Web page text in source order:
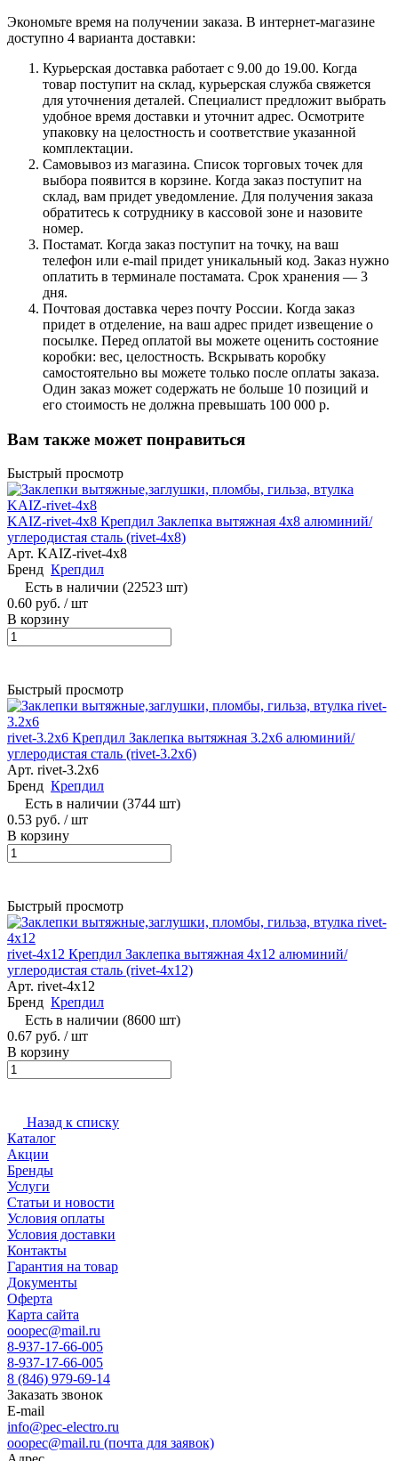
Экономьте время на получении заказа. В интернет-магазине
доступно 4 варианта доставки:
Курьерская доставка работает с 9.00 до 19.00. Когда
товар поступит на склад, курьерская служба свяжется
для уточнения деталей. Специалист предложит выбрать
удобное время доставки и уточнит адрес. Осмотрите
упаковку на целостность и соответствие указанной
комплектации.
Самовывоз из магазина. Список торговых точек для
выбора появится в корзине. Когда заказ поступит на
склад, вам придет уведомление. Для получения заказа
обратитесь к сотруднику в кассовой зоне и назовите
номер.
Постамат. Когда заказ поступит на точку, на ваш
телефон или e-mail придет уникальный код. Заказ нужно
оплатить в терминале постамата. Срок хранения — 3
дня.
Почтовая доставка через почту России. Когда заказ
придет в отделение, на ваш адрес придет извещение о
посылке. Перед оплатой вы можете оценить состояние
коробки: вес, целостность. Вскрывать коробку
самостоятельно вы можете только после оплаты заказа.
Один заказ может содержать не больше 10 позиций и
его стоимость не должна превышать 100 000 р.
Вам также может понравиться
Быстрый просмотр
KAIZ-rivet-4х8 Крепдил Заклепка вытяжная 4х8 алюминий/
углеродистая сталь (rivet-4х8)
Арт. KAIZ-rivet-4х8
Бренд Крепдил
Есть в наличии (22523 шт)
0.60 руб. / шт
В корзину
Быстрый просмотр
rivet-3.2х6 Крепдил Заклепка вытяжная 3.2х6 алюминий/
углеродистая сталь (rivet-3.2х6)
Арт. rivet-3.2х6
Бренд Крепдил
Есть в наличии (3744 шт)
0.53 руб. / шт
В корзину
Быстрый просмотр
rivet-4х12 Крепдил Заклепка вытяжная 4х12 алюминий/
углеродистая сталь (rivet-4х12)
Арт. rivet-4х12
Бренд Крепдил
Есть в наличии (8600 шт)
0.67 руб. / шт
В корзину
Назад к списку
Каталог
Акции
Бренды
Услуги
Статьи и новости
Условия оплаты
Условия доставки
Контакты
Гарантия на товар
Документы
Оферта
Карта сайта
ooopec@mail.ru
8-937-17-66-005
8-937-17-66-005
8 (846) 979-69-14
Заказать звонок
E-mail
info@pec-electro.ru
ooopec@mail.ru (почта для заявок)